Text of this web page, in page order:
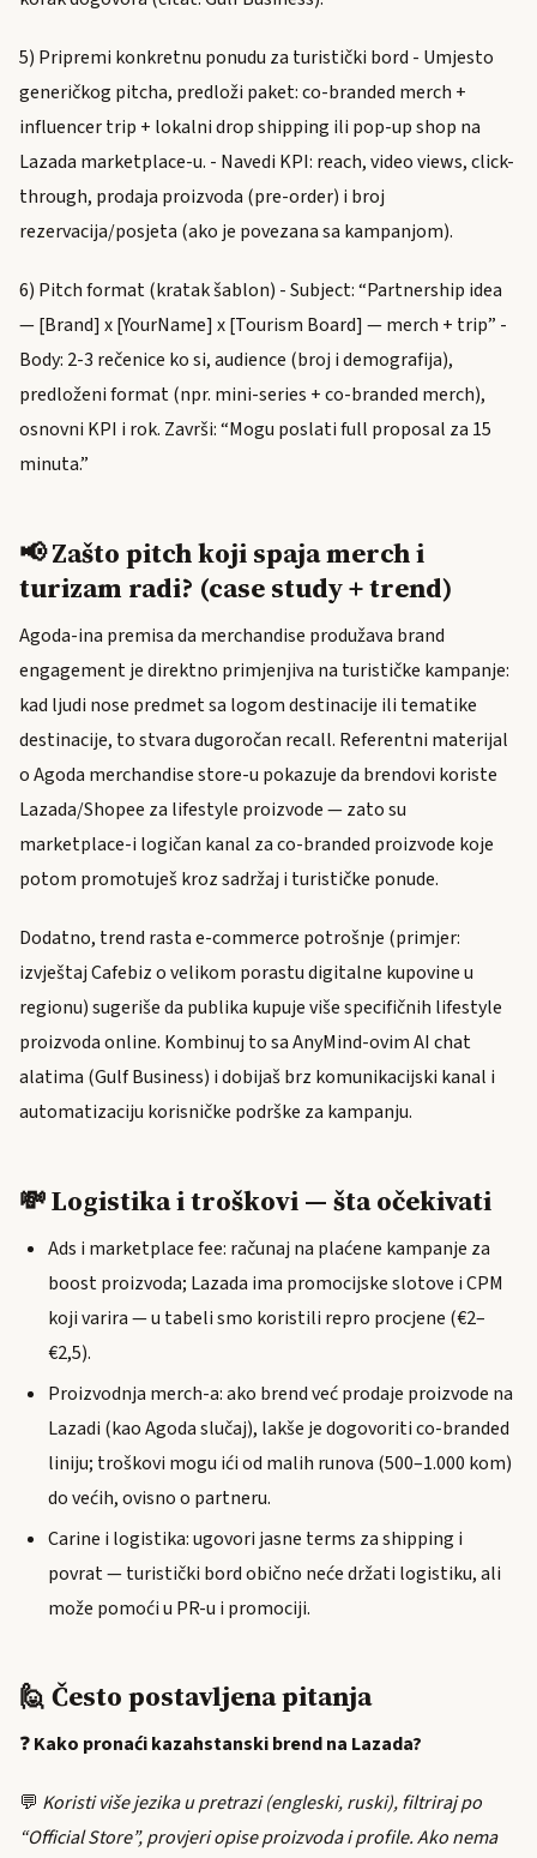
5) Pripremi konkretnu ponudu za turistički bord - Umjesto
generičkog pitcha, predloži paket: co-branded merch +
influencer trip + lokalni drop shipping ili pop-up shop na
Lazada marketplace-u. - Navedi KPI: reach, video views, click-
through, prodaja proizvoda (pre-order) i broj
rezervacija/posjeta (ako je povezana sa kampanjom).
6) Pitch format (kratak šablon) - Subject: “Partnership idea
— [Brand] x [YourName] x [Tourism Board] — merch + trip” -
Body: 2-3 rečenice ko si, audience (broj i demografija),
predloženi format (npr. mini-series + co-branded merch),
osnovni KPI i rok. Završi: “Mogu poslati full proposal za 15
minuta.”
📢 Zašto pitch koji spaja merch i
turizam radi? (case study + trend)
Agoda-ina premisa da merchandise produžava brand
engagement je direktno primjenjiva na turističke kampanje:
kad ljudi nose predmet sa logom destinacije ili tematike
destinacije, to stvara dugoročan recall. Referentni materijal
o Agoda merchandise store-u pokazuje da brendovi koriste
Lazada/Shopee za lifestyle proizvode — zato su
marketplace-i logičan kanal za co-branded proizvode koje
potom promotuješ kroz sadržaj i turističke ponude.
Dodatno, trend rasta e-commerce potrošnje (primjer:
izvještaj Cafebiz o velikom porastu digitalne kupovine u
regionu) sugeriše da publika kupuje više specifičnih lifestyle
proizvoda online. Kombinuj to sa AnyMind-ovim AI chat
alatima (Gulf Business) i dobijaš brz komunikacijski kanal i
automatizaciju korisničke podrške za kampanju.
💸 Logistika i troškovi — šta očekivati
Ads i marketplace fee: računaj na plaćene kampanje za
boost proizvoda; Lazada ima promocijske slotove i CPM
koji varira — u tabeli smo koristili repro procjene (€2–
€2,5).
Proizvodnja merch-a: ako brend već prodaje proizvode na
Lazadi (kao Agoda slučaj), lakše je dogovoriti co-branded
liniju; troškovi mogu ići od malih runova (500–1.000 kom)
do većih, ovisno o partneru.
Carine i logistika: ugovori jasne terms za shipping i
povrat — turistički bord obično neće držati logistiku, ali
može pomoći u PR-u i promociji.
🙋 Često postavljena pitanja
❓Kako pronaći kazahstanski brend na Lazada?
💬 Koristi više jezika u pretrazi (engleski, ruski), filtriraj po
“Official Store”, provjeri opise proizvoda i profile. Ako nema